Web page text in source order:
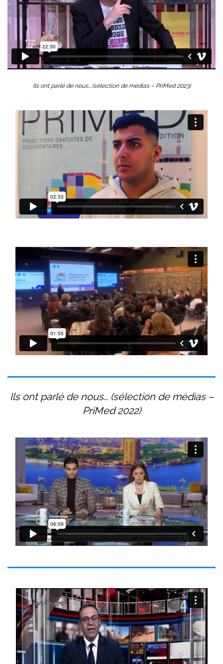
Ils ont parlé de nous… (sélection de médias – PriMed 2023)
Ils ont parlé de nous… (sélection de médias –
PriMed 2022)